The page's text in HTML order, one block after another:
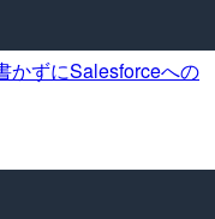
かずにSalesforceへの